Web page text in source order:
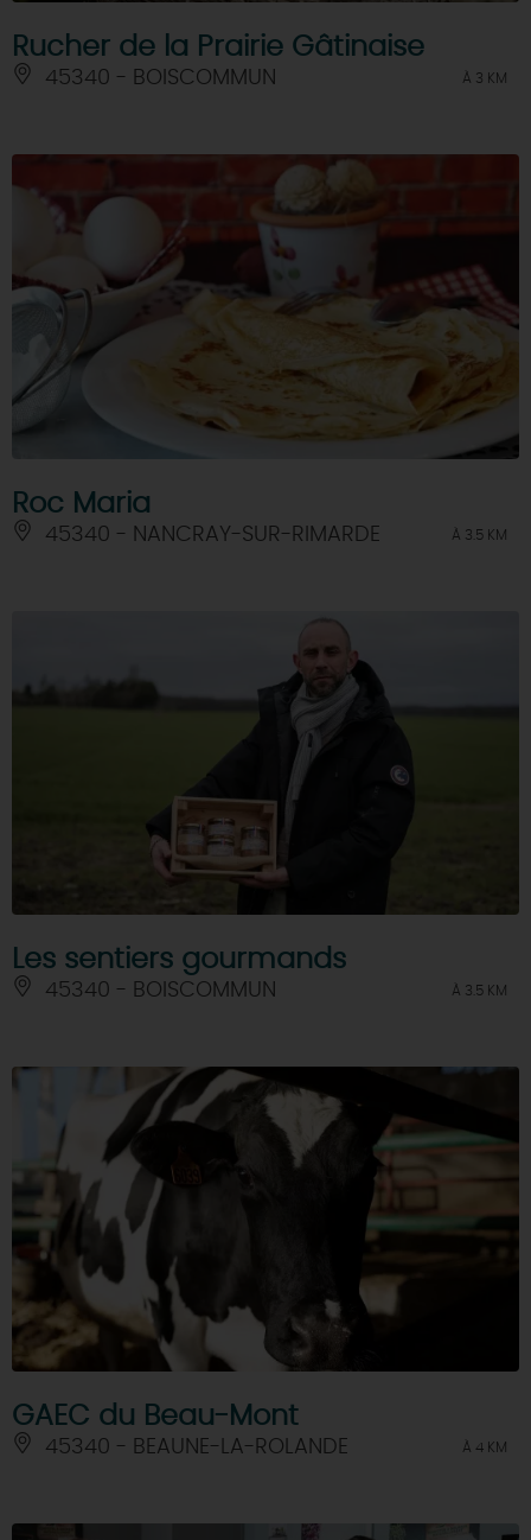
Rucher de la Prairie Gâtinaise
45340 - BOISCOMMUN À 3 KM
Roc Maria
45340 - NANCRAY-SUR-RIMARDE À 3.5 KM
Les sentiers gourmands
45340 - BOISCOMMUN À 3.5 KM
GAEC du Beau-Mont
45340 - BEAUNE-LA-ROLANDE À 4 KM